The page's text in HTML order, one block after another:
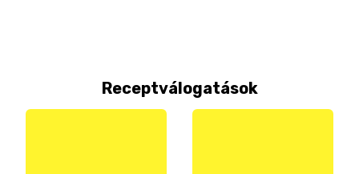
Receptválogatások